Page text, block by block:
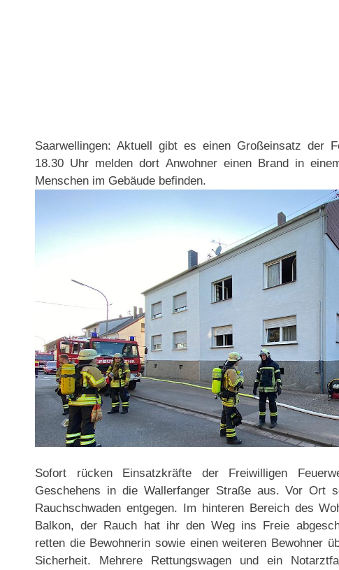
Saarwellingen: Aktuell gibt es einen Großeinsatz der
18.30 Uhr melden dort Anwohner einen Brand in
Menschen im Gebäude befinden.
Sofort rücken Einsatzkräfte der Freiwilligen
Geschehens in die Wallerfanger Straße aus. Vor Ort
Rauchschwaden entgegen. Im hinteren Bereich des
Balkon, der Rauch hat ihr den Weg ins Freie
retten die Bewohnerin sowie einen weiteren Bewohner
Sicherheit. Mehrere Rettungswagen und ein